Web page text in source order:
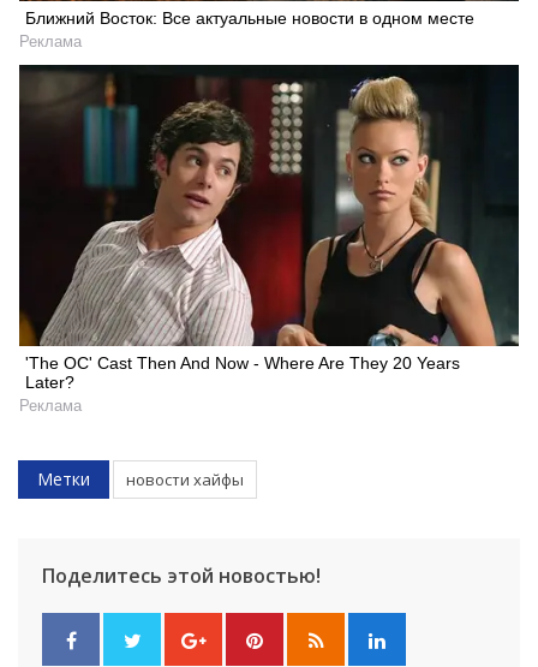
Ближний Восток: Все актуальные новости в одном месте
Реклама
'The OC' Cast Then And Now - Where Are They 20 Years
Later?
Реклама
Метки новости хайфы
Поделитесь этой новостью!